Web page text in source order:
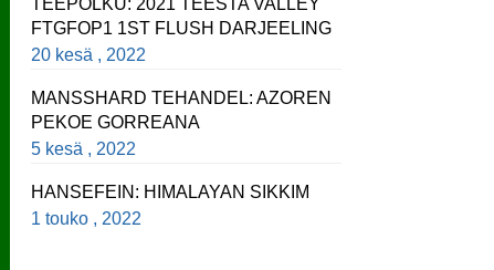
FTGFOP1 1ST FLUSH DARJEELING
20 kesä , 2022
MANSSHARD TEHANDEL: AZOREN
PEKOE GORREANA
5 kesä , 2022
HANSEFEIN: HIMALAYAN SIKKIM
1 touko , 2022